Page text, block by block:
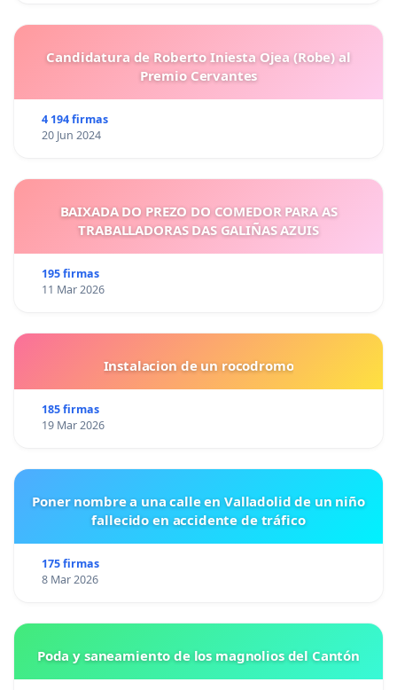
Candidatura de Roberto Iniesta Ojea (Robe) al
Premio Cervantes
4 194 firmas
20 Jun 2024
BAIXADA DO PREZO DO COMEDOR PARA AS
TRABALLADORAS DAS GALIÑAS AZUIS
195 firmas
11 Mar 2026
Instalacion de un rocodromo
185 firmas
19 Mar 2026
Poner nombre a una calle en Valladolid de un niño
fallecido en accidente de tráfico
175 firmas
8 Mar 2026
Poda y saneamiento de los magnolios del Cantón